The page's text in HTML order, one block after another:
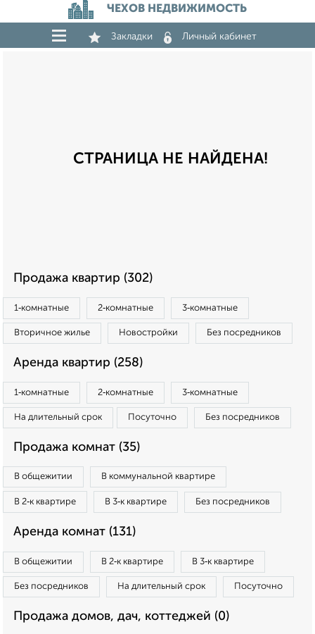
ЧЕХОВ НЕДВИЖИМОСТЬ
Закладки Личный кабинет
СТРАНИЦА НЕ НАЙДЕНА!
Продажа квартир (302)
1‑комнатные 2‑комнатные 3‑комнатные
Вторичное жилье Новостройки Без посредников
Аренда квартир (258)
1‑комнатные 2‑комнатные 3‑комнатные
На длительный срок Посуточно Без посредников
Продажа комнат (35)
В общежитии В коммунальной квартире
В 2‑к квартире В 3‑к квартире Без посредников
Аренда комнат (131)
В общежитии В 2‑к квартире В 3‑к квартире
Без посредников На длительный срок Посуточно
Продажа домов, дач, коттеджей (0)